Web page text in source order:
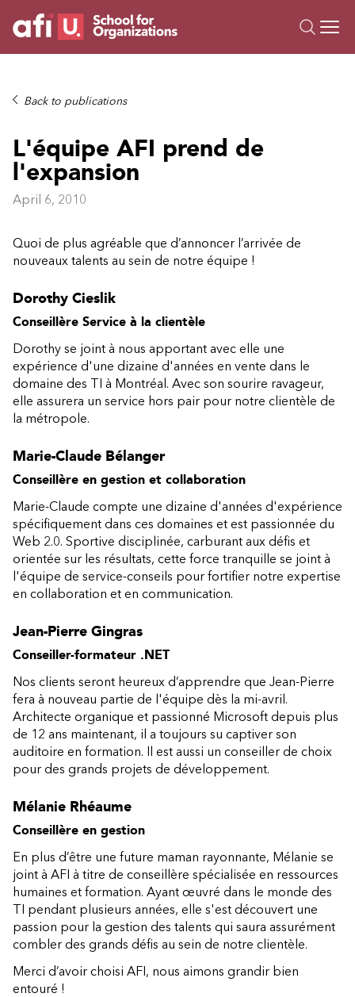
Trainings
Custom
About Us
Resources
Back to publications
L'équipe AFI prend de
l'expansion
April 6, 2010
Quoi de plus agréable que d’annoncer l’arrivée de
nouveaux talents au sein de notre équipe !
Dorothy Cieslik
Conseillère Service à la clientèle
Dorothy se joint à nous apportant avec elle une
expérience d'une dizaine d'années en vente dans le
domaine des TI à Montréal. Avec son sourire ravageur,
elle assurera un service hors pair pour notre clientèle de
la métropole.
Marie-Claude Bélanger
Conseillère en gestion et collaboration
Marie-Claude compte une dizaine d'années d'expérience
spécifiquement dans ces domaines et est passionnée du
Web 2.0. Sportive disciplinée, carburant aux défis et
orientée sur les résultats, cette force tranquille se joint à
l'équipe de service-conseils pour fortifier notre expertise
en collaboration et en communication.
Jean-Pierre Gingras
Conseiller-formateur .NET
Nos clients seront heureux d’apprendre que Jean-Pierre
fera à nouveau partie de l'équipe dès la mi-avril.
Architecte organique et passionné Microsoft depuis plus
de 12 ans maintenant, il a toujours su captiver son
auditoire en formation. Il est aussi un conseiller de choix
pour des grands projets de développement.
Mélanie Rhéaume
Conseillère en gestion
En plus d’être une future maman rayonnante, Mélanie se
joint à AFI à titre de conseillère spécialisée en ressources
humaines et formation. Ayant œuvré dans le monde des
TI pendant plusieurs années, elle s'est découvert une
passion pour la gestion des talents qui saura assurément
combler des grands défis au sein de notre clientèle.
Merci d’avoir choisi AFI, nous aimons grandir bien
entouré !